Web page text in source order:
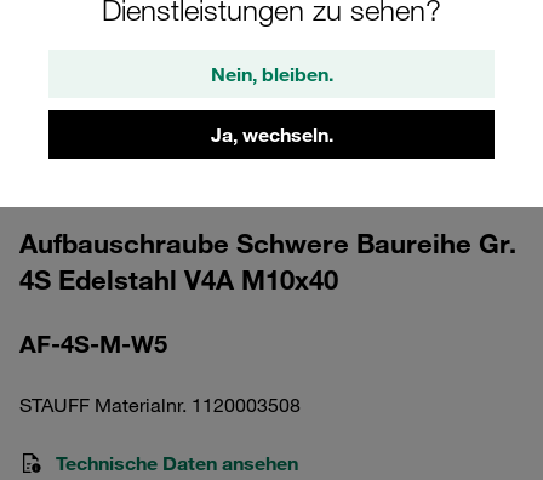
Dienstleistungen zu sehen?
Nein, bleiben.
Ja, wechseln.
CAD
Bitte beachten Sie: Das Bild dient nur zur Veranschaulichung und kann vom
tatsächlichen Produkt abweichen.
Mehr anzeigen
Aufbauschraube Schwere Baureihe Gr.
4S Edelstahl V4A M10x40
AF-4S-M-W5
STAUFF Materialnr. 1120003508
Technische Daten ansehen